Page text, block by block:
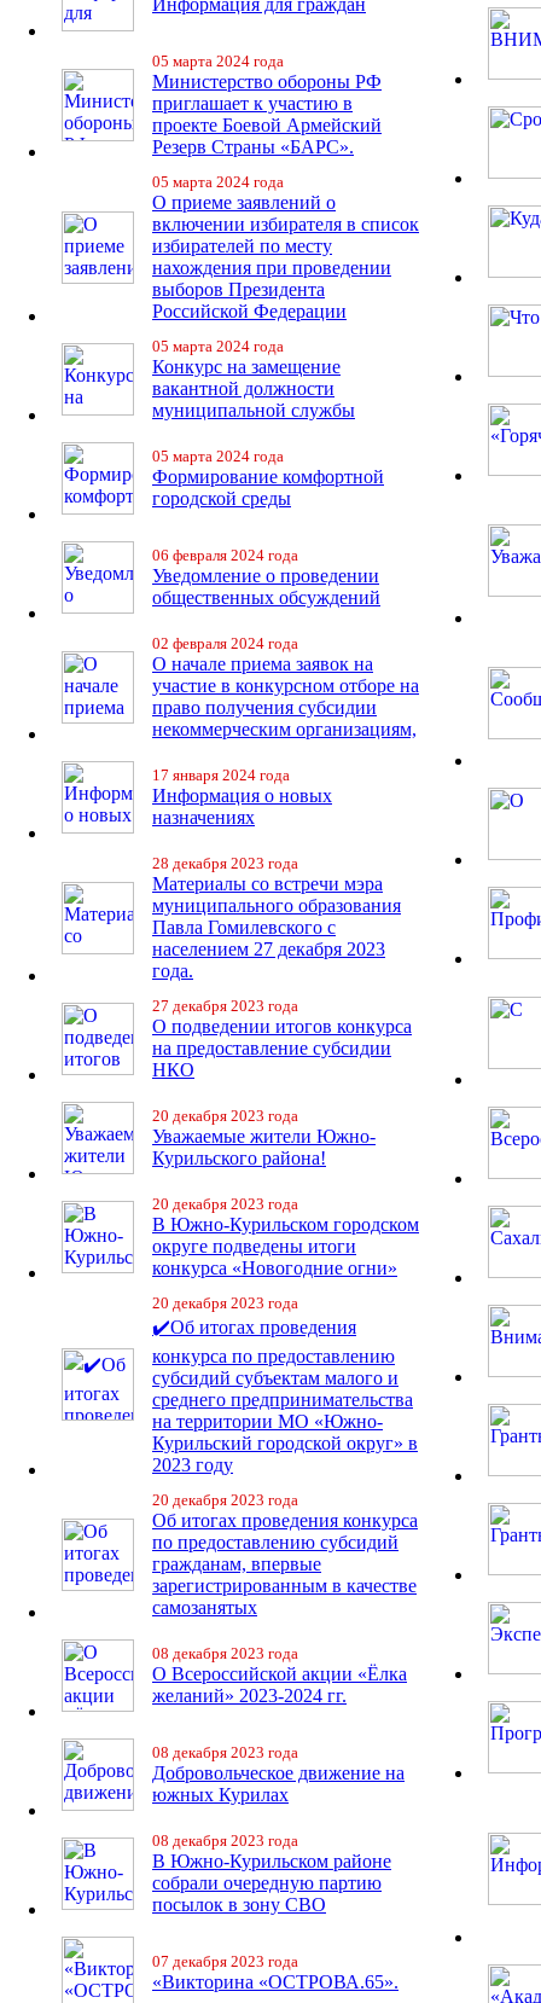
Информация для граждан
05 марта 2024 года
Министерство обороны РФ
приглашает к участию в
проекте Боевой Армейский
Резерв Страны «БАРС».
05 марта 2024 года
О приеме заявлений о
включении избирателя в список
избирателей по месту
нахождения при проведении
выборов Президента
Российской Федерации
05 марта 2024 года
Конкурс на замещение
вакантной должности
муниципальной службы
05 марта 2024 года
Формирование комфортной
городской среды
06 февраля 2024 года
Уведомление о проведении
общественных обсуждений
02 февраля 2024 года
О начале приема заявок на
участие в конкурсном отборе на
право получения субсидии
некоммерческим организациям,
17 января 2024 года
Информация о новых
назначениях
28 декабря 2023 года
Материалы со встречи мэра
муниципального образования
Павла Гомилевского с
населением 27 декабря 2023
года.
27 декабря 2023 года
О подведении итогов конкурса
на предоставление субсидии
НКО
20 декабря 2023 года
Уважаемые жители Южно-
Курильского района!
20 декабря 2023 года
В Южно-Курильском городском
округе подведены итоги
конкурса «Новогодние огни»
20 декабря 2023 года
✔️Об итогах проведения
конкурса по предоставлению
субсидий субъектам малого и
среднего предпринимательства
на территории МО «Южно-
Курильский городской округ» в
2023 году
20 декабря 2023 года
Об итогах проведения конкурса
по предоставлению субсидий
гражданам, впервые
зарегистрированным в качестве
самозанятых
08 декабря 2023 года
О Всероссийской акции «Ёлка
желаний» 2023-2024 гг.
08 декабря 2023 года
Добровольческое движение на
южных Курилах
08 декабря 2023 года
В Южно-Курильском районе
собрали очередную партию
посылок в зону СВО
07 декабря 2023 года
«Викторина «ОСТРОВА.65».